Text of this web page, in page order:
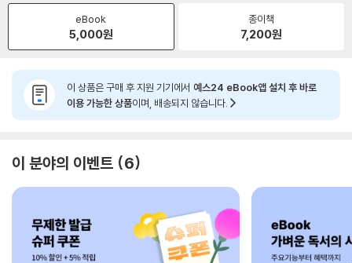
eBook
5,000원
종이책
7,200원
이 상품은 구매 후 지원 기기에서 예스24 eBook앱 설치 후 바로
이용 가능한 상품이며, 배송되지 않습니다.
이 분야의 이벤트 6